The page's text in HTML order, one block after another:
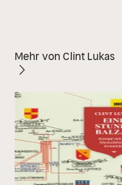
Mehr von Clint Lukas